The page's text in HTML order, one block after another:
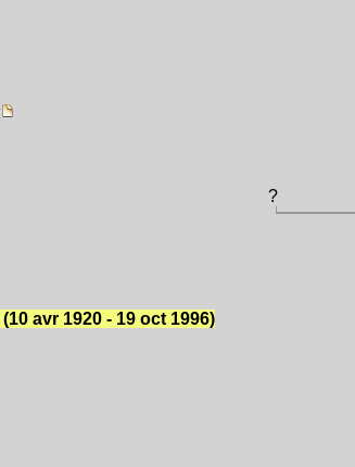
?
(10 avr 1920 - 19 oct 1996)